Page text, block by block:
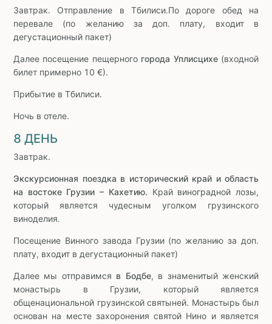
Завтрак. Отправление в Тбилиси.По дороге обед на
перевале (по желанию за доп. плату, входит в
дегустационный пакет)
Далее посещение пещерногогорода Уплисцихе(входной
билет примерно 10 €).
Прибытие в Тбилиси.
Ночь в отеле.
8 ДЕНЬ
Завтрак.
Экскурсионная поездка в исторический край и область
на востоке Грузии – Кахетию. Край виноградной лозы,
который является чудесным уголком грузинского
виноделия.
Посещение Винного завода Грузии (по желанию за доп.
плату, входит в дегустационный пакет)
Далее мы отправимся в Бодбе, в знаменитый женский
монаcтырь в Грузии, который является
общенациональной грузинской святыней. Монастырь был
основан на месте захоронения святой Нино и является